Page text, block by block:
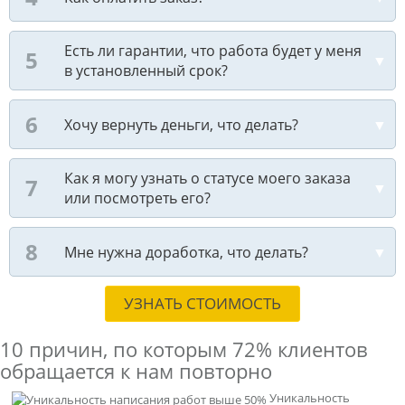
Есть ли гарантии, что работа будет у меня
в установленный срок?
Хочу вернуть деньги, что делать?
Как я могу узнать о статусе моего заказа
или посмотреть его?
Мне нужна доработка, что делать?
УЗНАТЬ СТОИМОСТЬ
10 причин, по которым 72% клиентов
обращается к нам повторно
Уникальность